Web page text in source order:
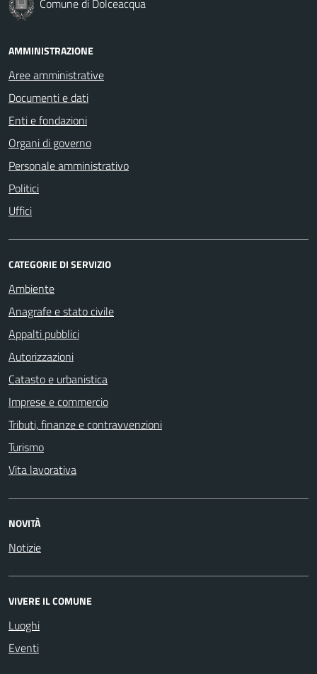
Comune di Dolceacqua
AMMINISTRAZIONE
Aree amministrative
Documenti e dati
Enti e fondazioni
Organi di governo
Personale amministrativo
Politici
Uffici
CATEGORIE DI SERVIZIO
Ambiente
Anagrafe e stato civile
Appalti pubblici
Autorizzazioni
Catasto e urbanistica
Imprese e commercio
Tributi, finanze e contravvenzioni
Turismo
Vita lavorativa
NOVITÀ
Notizie
VIVERE IL COMUNE
Luoghi
Eventi